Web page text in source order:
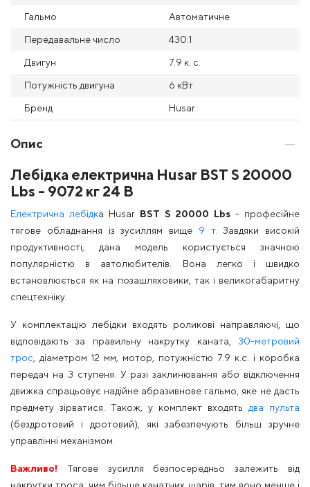
Гальмо Автоматичне
Передавальне число 430:1
Двигун 7.9 к. с.
Потужність двигуна 6 кВт
Бренд Husar
Опис
Лебідка електрична Husar BST S 20000
Lbs - 9072 кг 24 В
Електрична лебідка Husar BST S 20000 Lbs - професійне
тягове обладнання із зусиллям вище 9 т. Завдяки високій
продуктивності, дана модель користується значною
популярністю в автолюбителів. Вона легко і швидко
встановлюється як на позашляховики, так і великогабаритну
спецтехніку.
У комплектацію лебідки входять роликові направляючі, що
відповідають за правильну накрутку каната, 30-метровий
трос , діаметром 12 мм, мотор, потужністю 7.9 к.с. і коробка
передач на 3 ступеня. У разі заклинювання або відключення
движка спрацьовує надійне абразивнове гальмо, яке не дасть
предмету зірватися. Також, у комплект входять два пульта
(бездротовий і дротовий), які забезпечують більш зручне
управлінні механізмом.
Важливо! Тягове зусилля безпосередньо залежить від